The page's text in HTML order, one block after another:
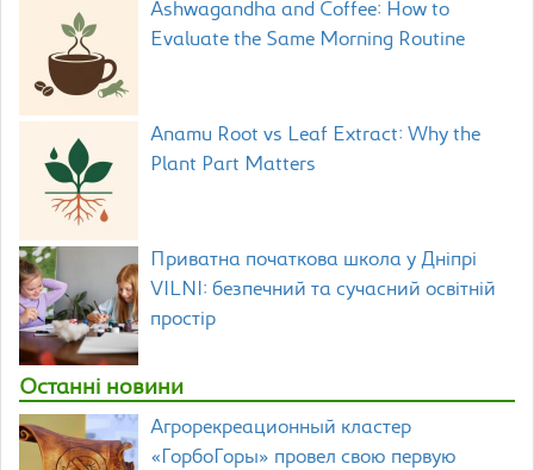
Ashwagandha and Coffee: How to
Evaluate the Same Morning Routine
Anamu Root vs Leaf Extract: Why the
Plant Part Matters
Приватна початкова школа у Дніпрі
VILNI: безпечний та сучасний освітній
простір
Останні новини
Агрорекреационный кластер
«ГорбоГоры» провел свою первую